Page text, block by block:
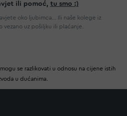
ili pomoć, tu smo :)
oko ljubimca... Ili naše kolege iz
vezano uz pošiljku ili plaćanje.
se razlikovati u odnosu na cijene istih
u dućanima.